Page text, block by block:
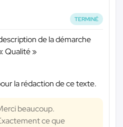
TERMINÉ
de la démarche
Qualité »
la rédaction de ce texte.
beaucoup.
ce que